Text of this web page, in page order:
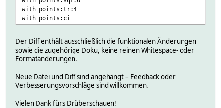
with points:tr:4
with points:ci
Der Diff enthält ausschließlich die funktionalen Änderungen
sowie die zugehörige Doku, keine reinen Whitespace- oder
Formatänderungen.
Neue Datei und Diff sind angehängt – Feedback oder
Verbesserungsvorschläge sind willkommen.
Vielen Dank fürs Drüberschauen!